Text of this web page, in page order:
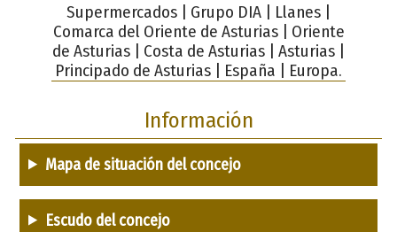
Supermercados | Grupo DIA | Llanes |
Comarca del Oriente de Asturias | Oriente
de Asturias | Costa de Asturias | Asturias |
Principado de Asturias | España | Europa.
Información
Mapa de situación del concejo
Escudo del concejo